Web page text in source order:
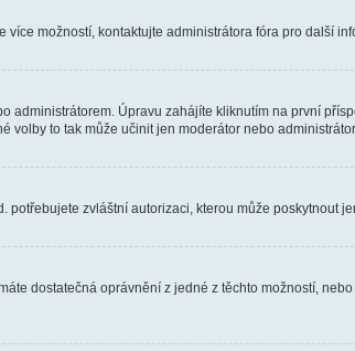
možností, kontaktujte administrátora fóra pro další
Úpravu zahájíte kliknutím na první
to tak může učinit jen moderátor nebo
zvláštní autorizaci, kterou může poskytnout
dostatečná oprávnění z jedné z těchto možností,